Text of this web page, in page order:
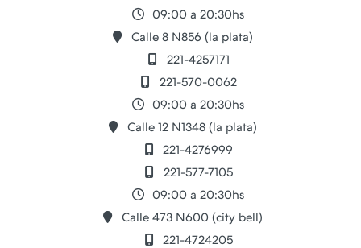
09:00 a 20:30hs
Calle 8 N856 (la plata)
221-4257171
221-570-0062
09:00 a 20:30hs
Calle 12 N1348 (la plata)
221-4276999
221-577-7105
09:00 a 20:30hs
Calle 473 N600 (city bell)
221-4724205